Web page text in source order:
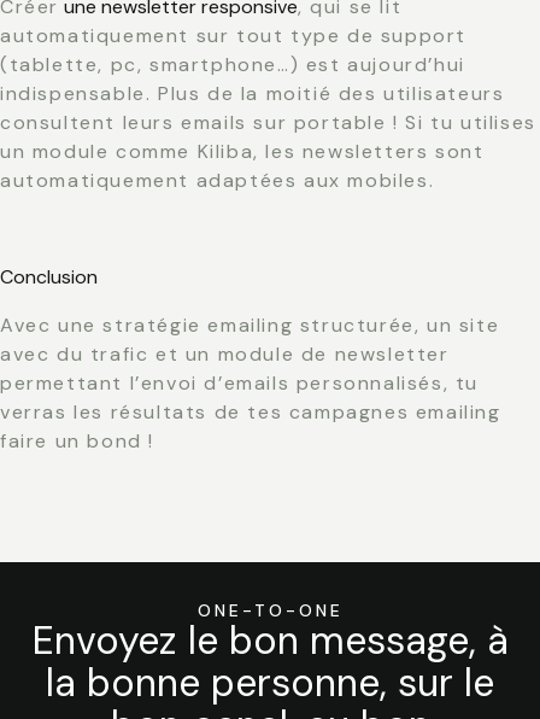
Créer une newsletter responsive, qui se lit
automatiquement sur tout type de support
(tablette, pc, smartphone…) est aujourd’hui
indispensable. Plus de la moitié des utilisateurs
consultent leurs emails sur portable ! Si tu utilises
un module comme Kiliba, les newsletters sont
automatiquement adaptées aux mobiles.
Conclusion
Avec une stratégie emailing structurée, un site
avec du trafic et un module de newsletter
permettant l’envoi d’emails personnalisés, tu
verras les résultats de tes campagnes emailing
faire un bond !
ONE-TO-ONE
Envoyez le bon message, à
la bonne personne, sur le